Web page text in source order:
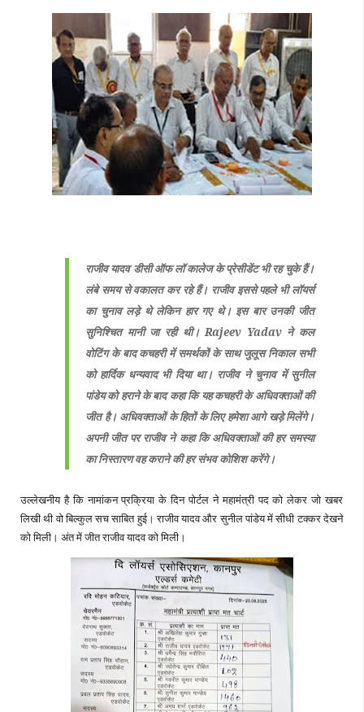
राजीव यादव डीसी ऑफ लॉ कालेज के प्रेसीडेंट भी रह चुके हैं।
लंबे समय से वकालत कर रहे हैं। राजीव इससे पहले भी लॉयर्स
का चुनाव लड़े थे लेकिन हार गए थे। इस बार उनकी जीत
सुनिश्चित मानी जा रही थी। Rajeev Yadav ने कल
वोटिंग के बाद कचहरी में समर्थकों के साथ जुलूस निकाल सभी
को हार्दिक धन्यवाद भी दिया था। राजीव ने चुनाव में सुनील
पांडेय को हराने के बाद कहा कि यह कचहरी के अधिवक्ताओं की
जीत है। अधिवक्ताओं के हितों के लिए हमेशा आगे खड़े मिलेंगे।
अपनी जीत पर राजीव ने कहा कि अधिवक्ताओं की हर समस्या
का निस्तारण वह कराने की हर संभव कोशिश करेंगे।
उल्लेखनीय है कि नामांकन प्रक्रिया के दिन पोर्टल ने महामंत्री पद को लेकर जो खबर
लिखी थी वो बिल्कुल सच साबित हुई। राजीव यादव और सुनील पांडेय में सीधी टक्कर देखने
को मिली। अंत में जीत राजीव यादव को मिली।